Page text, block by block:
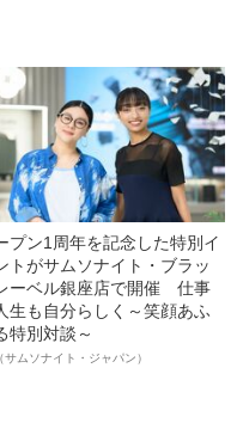
プン1周年を記念した特別イ
トがサムソナイト・ブラッ
ーベル銀座店で開催 仕事
生も自分らしく～笑顔あふ
特別対談～
サムソナイト・ジャパン）